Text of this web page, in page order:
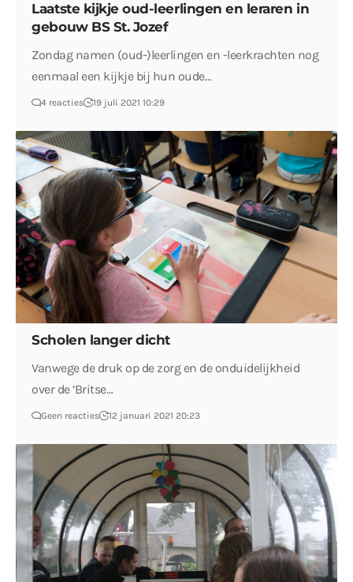
Laatste kijkje oud-leerlingen en leraren in
gebouw BS St. Jozef
Zondag namen (oud-)leerlingen en -leerkrachten nog
eenmaal een kijkje bij hun oude…
4 reacties 19 juli 2021 10:29
Scholen langer dicht
Vanwege de druk op de zorg en de onduidelijkheid
over de ‘Britse…
Geen reacties 12 januari 2021 20:23